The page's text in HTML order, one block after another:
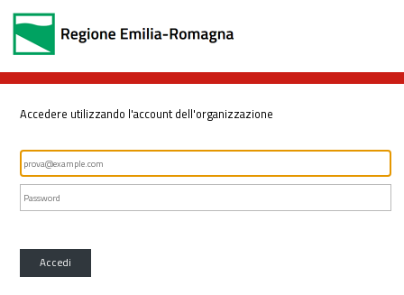
Accedere utilizzando l'account dell'organizzazione
Accedi